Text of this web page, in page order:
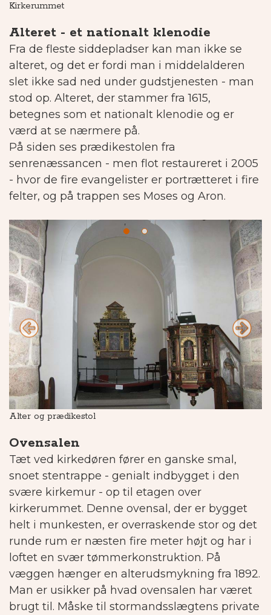
Kirkerummet
Alteret - et nationalt klenodie
Fra de fleste siddepladser kan man ikke se
alteret, og det er fordi man i middelalderen
slet ikke sad ned under gudstjenesten - man
stod op. Alteret, der stammer fra 1615,
betegnes som et nationalt klenodie og er
værd at se nærmere på.
På siden ses prædikestolen fra
senrenæssancen - men flot restaureret i 2005
- hvor de fire evangelister er portrætteret i fire
felter, og på trappen ses Moses og Aron.
Alter og prædikestol
Ovensalen
Tæt ved kirkedøren fører en ganske smal,
snoet stentrappe - genialt indbygget i den
svære kirkemur - op til etagen over
kirkerummet. Denne ovensal, der er bygget
helt i munkesten, er overraskende stor og det
runde rum er næsten fire meter højt og har i
loftet en svær tømmerkonstruktion. På
væggen hænger en alterudsmykning fra 1892.
Man er usikker på hvad ovensalen har været
brugt til. Måske til stormandsslægtens private